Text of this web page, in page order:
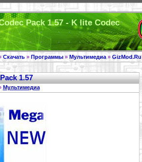
Pack 1.57 - K lite Codec
Скачать» Программы»Мультимедиа» GizMod.Ru
1.57
Мультимедиа